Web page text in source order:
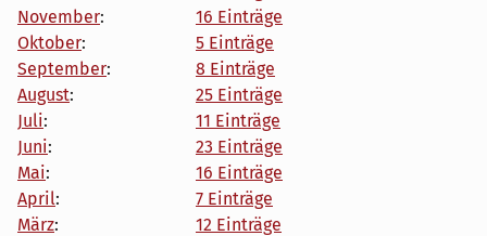
November:
16 Einträge
Oktober:
5 Einträge
September:
8 Einträge
August:
25 Einträge
Juli:
11 Einträge
Juni:
23 Einträge
Mai:
16 Einträge
April:
7 Einträge
März:
12 Einträge